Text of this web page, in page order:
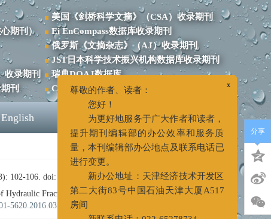
期刊）
收录期刊
刊
美国《剑桥科学文摘》（CSA）收录期刊
Ei EnCompass数据库收录期刊
俄罗斯《文摘杂志》（AJ）收录期刊
JST日本科学技术振兴机构数据库收录期刊
瑞典DOAJ数据库
CSCIED科技核心评价数据库
English 2026年8月6日 星期四
102-106. doi:
10.3969/j.issn.1001-5620.2016.03.021
Fracturing in Ultra-short Radius Radial Wells and
5620.2016.03.021
分享
尊敬的作者、读者：
您好！
为更好地服务于广大作者和读者，
提升期刊编辑部的办公效率和服务质
量，本刊编辑部办公地点及联系电话已
进行变更。
新办公地址：天津经济技术开发区
第二大街83号中国石油天津大厦A517